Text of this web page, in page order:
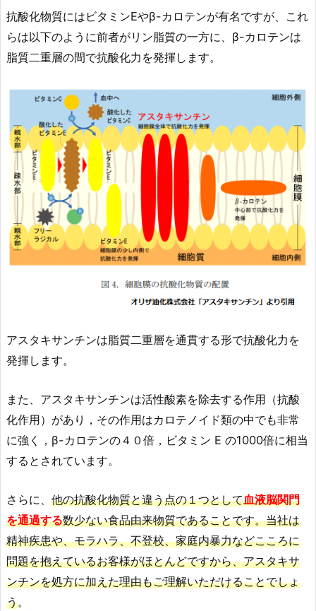
抗酸化物質にはビタミンEやβ-カロテンが有名ですが、これ
らは以下のように前者がリン脂質の一方に、β-カロテンは
脂質二重層の間で抗酸化力を発揮します。
アスタキサンチンは脂質二重層を通貫する形で抗酸化力を
発揮します。
また、アスタキサンチンは活性酸素を除去する作用（抗酸
化作用）があり，その作用はカロテノイド類の中でも非常
に強く，β-カロテンの４０倍，ビタミン E の1000倍に相当
するとされています。
さらに、 他の抗酸化物質と違う点の１つとして血液脳関門
を通過する数少ない食品由来物質であることです。当社は
精神疾患や、モラハラ、不登校、家庭内暴力などこころに
問題を抱えているお客様がほとんどですから、アスタキサ
ンチンを処方に加えた理由もご理解いただけることでしょ
う。